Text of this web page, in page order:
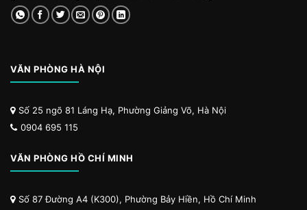
VĂN PHÒNG HÀ NỘI
Số 25 ngõ 81 Láng Hạ, Phường Giảng Võ, Hà Nội
0904 695 115
VĂN PHÒNG HỒ CHÍ MINH
Số 87 Đường A4 (K300), Phường Bảy Hiền, Hồ Chí Minh